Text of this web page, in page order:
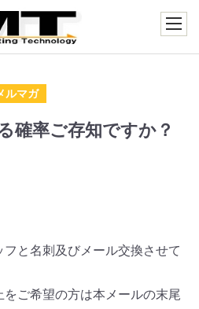
ルマガ
確率ご存知ですか？
と名刺及びメール交換させて
ご希望の方は本メールの末尾